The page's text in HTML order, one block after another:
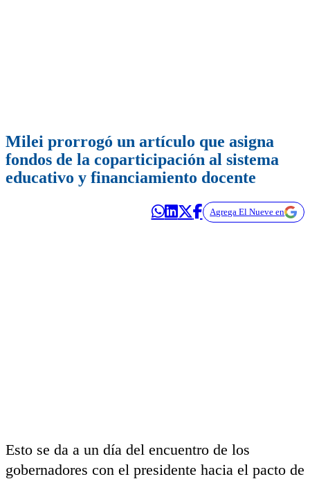
Milei prorrogó un artículo que asigna
fondos de la coparticipación al sistema
educativo y financiamiento docente
Agrega El Nueve en
Esto se da a un día del encuentro de los
gobernadores con el presidente hacia el pacto de